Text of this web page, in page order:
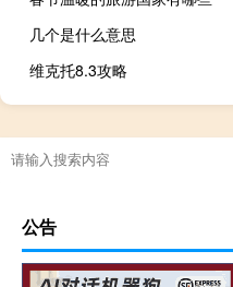
几个是什么意思
维克托8.3攻略
公告